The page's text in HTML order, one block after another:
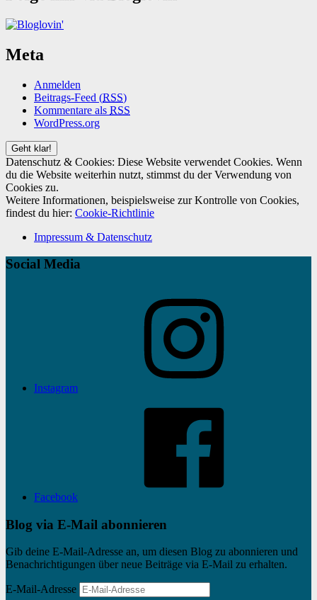
Meta
Anmelden
Beitrags-Feed (RSS)
Kommentare als RSS
WordPress.org
Datenschutz & Cookies: Diese Website verwendet Cookies. Wenn
du die Website weiterhin nutzt, stimmst du der Verwendung von
Cookies zu.
Weitere Informationen, beispielsweise zur Kontrolle von Cookies,
findest du hier: Cookie-Richtlinie
Impressum & Datenschutz
Social Media
Instagram
Facebook
Blog via E-Mail abonnieren
Gib deine E-Mail-Adresse an, um diesen Blog zu abonnieren und
Benachrichtigungen über neue Beiträge via E-Mail zu erhalten.
E-Mail-Adresse